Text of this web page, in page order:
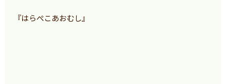
『はらぺこあおむし』